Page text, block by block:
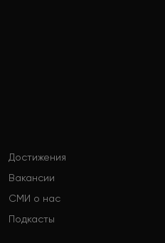
Достижения
Вакансии
СМИ о нас
Подкасты